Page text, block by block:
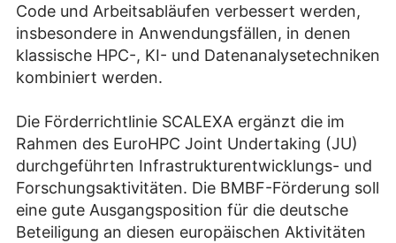
Code und Arbeitsabläufen verbessert werden,
insbesondere in Anwendungsfällen, in denen
klassische HPC-, KI- und Datenanalysetechniken
kombiniert werden.
Die Förderrichtlinie SCALEXA ergänzt die im
Rahmen des EuroHPC Joint Undertaking (JU)
durchgeführten Infrastrukturentwicklungs- und
Forschungsaktivitäten. Die BMBF-Förderung soll
eine gute Ausgangsposition für die deutsche
Beteiligung an diesen europäischen Aktivitäten